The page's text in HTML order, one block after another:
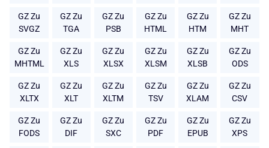
GZ Zu
SVGZ
GZ Zu
TGA
GZ Zu
PSB
GZ Zu
HTML
GZ Zu
HTM
GZ Zu
MHT
GZ Zu
MHTML
GZ Zu
XLS
GZ Zu
XLSX
GZ Zu
XLSM
GZ Zu
XLSB
GZ Zu
ODS
GZ Zu
XLTX
GZ Zu
XLT
GZ Zu
XLTM
GZ Zu
TSV
GZ Zu
XLAM
GZ Zu
CSV
GZ Zu
FODS
GZ Zu
DIF
GZ Zu
SXC
GZ Zu
PDF
GZ Zu
EPUB
GZ Zu
XPS